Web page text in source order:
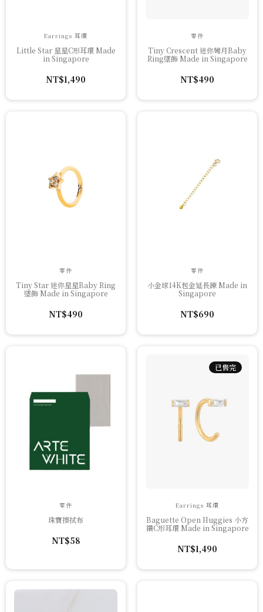
Earrings 耳環
Little Star 星星C形耳環 Made
in Singapore
NT$1,490
零件
Tiny Crescent 迷你彎月Baby
Ring墜飾 Made in Singapore
NT$490
零件
Tiny Star 迷你星星Baby Ring
墜飾 Made in Singapore
NT$490
零件
小金球14K包金延長鍊 Made in
Singapore
NT$690
零件
珠寶擦拭布
NT$58
已售完
Earrings 耳環
Baguette Open Huggies 小方
鑽C形耳環 Made in Singapore
NT$1,490